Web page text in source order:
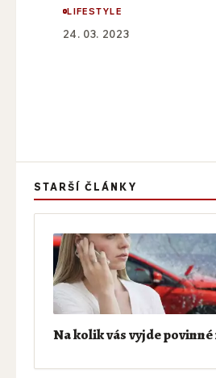
LIFESTYLE
24. 03. 2023
STARŠÍ ČLÁNKY
Na kolik vás vyjde povinné